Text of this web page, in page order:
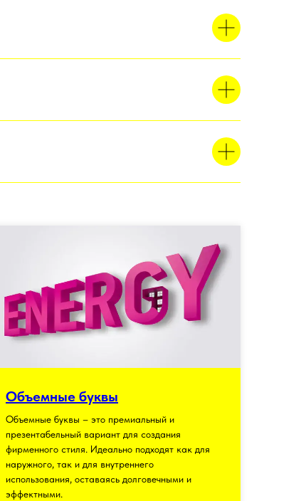
Объемные буквы
Объемные буквы – это премиальный и
презентабельный вариант для создания
фирменного стиля. Идеально подходят как для
наружного, так и для внутреннего
использования, оставаясь долговечными и
эффектными.